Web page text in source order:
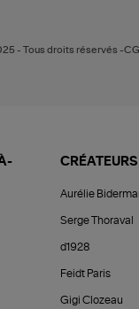
- Tous droits réservés -
Aurélie
Serge Thoraval
d1928
Feidt Paris
Gigi Clozeau